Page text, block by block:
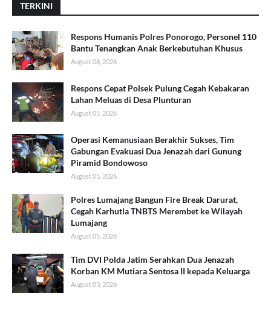
TERKINI
Respons Humanis Polres Ponorogo, Personel 110
Bantu Tenangkan Anak Berkebutuhan Khusus
August 08, 2026
Respons Cepat Polsek Pulung Cegah Kebakaran
Lahan Meluas di Desa Plunturan
August 05, 2026
Operasi Kemanusiaan Berakhir Sukses, Tim
Gabungan Evakuasi Dua Jenazah dari Gunung
Piramid Bondowoso
August 05, 2026
Polres Lumajang Bangun Fire Break Darurat,
Cegah Karhutla TNBTS Merembet ke Wilayah
Lumajang
August 05, 2026
Tim DVI Polda Jatim Serahkan Dua Jenazah
Korban KM Mutiara Sentosa II kepada Keluarga
August 03, 2026